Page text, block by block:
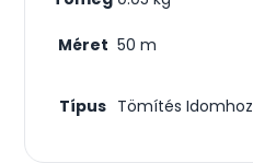
Méret 50 m
Típus Tömítés Idomhoz